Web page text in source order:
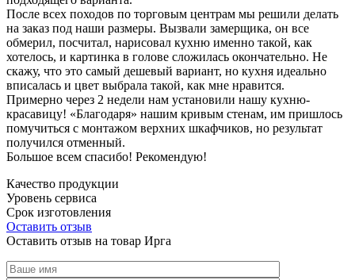
После всех походов по торговым центрам мы решили делать
на заказ под наши размеры. Вызвали замерщика, он все
обмерил, посчитал, нарисовал кухню именно такой, как
хотелось, и картинка в голове сложилась окончательно. Не
скажу, что это самый дешевый вариант, но кухня идеально
вписалась и цвет выбрала такой, как мне нравится.
Примерно через 2 недели нам установили нашу кухню-
красавицу! «Благодаря» нашим кривым стенам, им пришлось
помучиться с монтажом верхних шкафчиков, но результат
получился отменный.
Большое всем спасибо! Рекомендую!
Качество продукции
Уровень сервиса
Срок изготовления
Оставить отзыв
Оставить отзыв на товар Ирга